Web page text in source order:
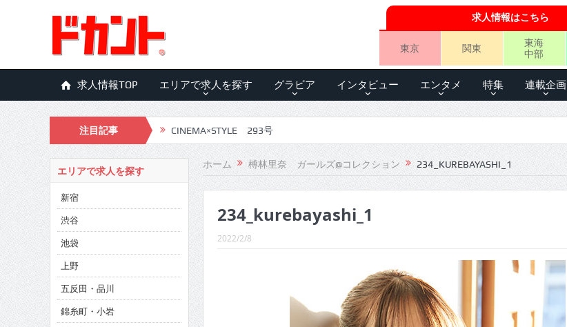
求人情報はこちら
東京 関東
東海
中部
求人情報TOP エリアで求人を探す グラビア インタビュー エンタメ 特集 連載企画
注目記事 CINEMA×STYLE 293号
CINEMA×STYLE 292号
CINEMA×STYLE 291号
CINEMA×STYLE 290号
CINEMA×STYLE 289号
CINEMA×STYLE 288号
CINEMA×STYLE 286号
ホーム 榑林里奈 ガールズ@コレクション 234_KUREBAYASHI_1
234_kurebayashi_1
2022/2/8
エリアで求人を探す
新宿
渋谷
池袋
上野
五反田・品川
錦糸町・小岩